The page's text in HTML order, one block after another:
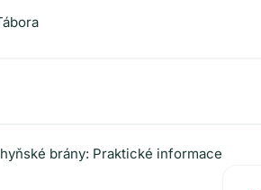
brány: Praktické informace